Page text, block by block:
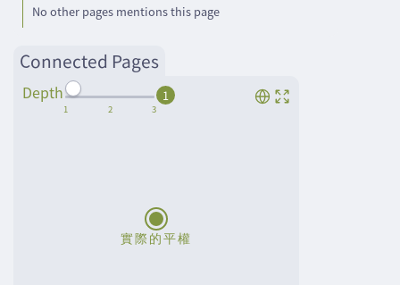
Connected Pages
Depth 1
No other pages mentions this page